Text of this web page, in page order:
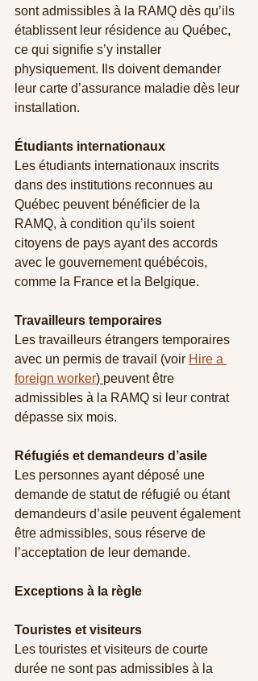
sont admissibles à la RAMQ dès qu’ils
établissent leur résidence au Québec,
ce qui signifie s’y installer
physiquement. Ils doivent demander
leur carte d’assurance maladie dès leur
installation.
Étudiants internationaux
Les étudiants internationaux inscrits
dans des institutions reconnues au
Québec peuvent bénéficier de la
RAMQ, à condition qu’ils soient
citoyens de pays ayant des accords
avec le gouvernement québécois,
comme la France et la Belgique.
Travailleurs temporaires
Les travailleurs étrangers temporaires
avec un permis de travail (voir Hire a
foreign worker) peuvent être
admissibles à la RAMQ si leur contrat
dépasse six mois.
Réfugiés et demandeurs d’asile
Les personnes ayant déposé une
demande de statut de réfugié ou étant
demandeurs d’asile peuvent également
être admissibles, sous réserve de
l’acceptation de leur demande.
Exceptions à la règle
Touristes et visiteurs
Les touristes et visiteurs de courte
durée ne sont pas admissibles à la